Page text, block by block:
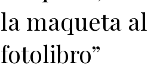
la maqueta al
fotolibro”